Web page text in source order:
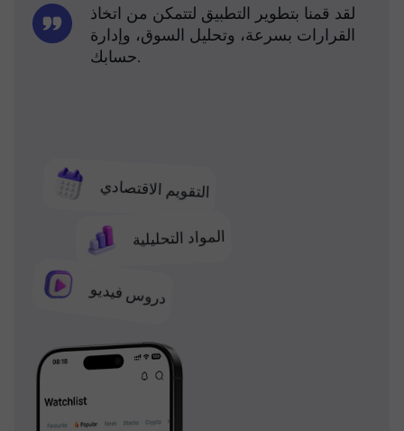
التقويم الاقتصادي
المواد التحليلية
دروس فيديو
لقد قمنا بتطوير التطبيق لتتمكن من اتخاذ
القرارات بسرعة، وتحليل السوق، وإدارة
حسابك.